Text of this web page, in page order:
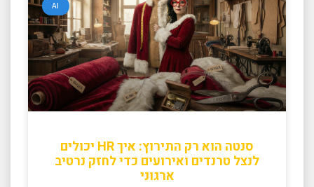
AI
סנטה הוא רק התירוץ: איך HR יכולים
לנצל טרנדים ואירועים כדי לחזק נרטיב
ארגוני